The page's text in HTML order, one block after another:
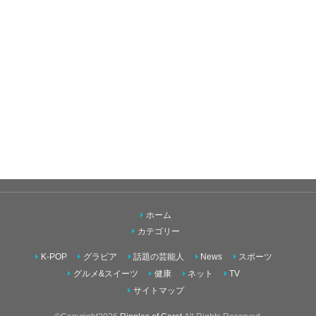
ホーム
カテゴリー
K-POP グラビア 話題の芸能人 News
スポーツ
グルメ&スイーツ
健康 ネット
TV
サイトマップ